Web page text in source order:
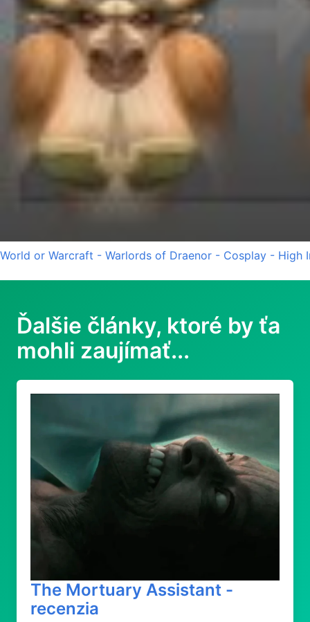
World or Warcraft - Warlords of Draenor - Cosplay - High
Ďalšie články, ktoré by ťa
mohli zaujímať...
The Mortuary Assistant -
recenzia